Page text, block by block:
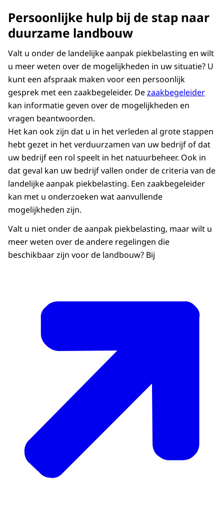
Persoonlijke hulp bij de stap naar
duurzame landbouw
Valt u onder de landelijke aanpak piekbelasting en wilt
u meer weten over de mogelijkheden in uw situatie? U
kunt een afspraak maken voor een persoonlijk
gesprek met een zaakbegeleider. Dezaakbegeleider
kan informatie geven over de mogelijkheden en
vragen beantwoorden.
Het kan ook zijn dat u in het verleden al grote stappen
hebt gezet in het verduurzamen van uw bedrijf of dat
uw bedrijf een rol speelt in het natuurbeheer. Ook in
dat geval kan uw bedrijf vallen onder de criteria van de
landelijke aanpak piekbelasting. Een zaakbegeleider
kan met u onderzoeken wat aanvullende
mogelijkheden zijn.
Valt u niet onder de aanpak piekbelasting, maar wilt u
meer weten over de andere regelingen die
beschikbaar zijn voor de landbouw? Bij